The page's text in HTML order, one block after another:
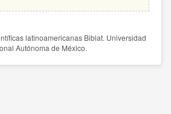
latinoamericanas Biblat. Universidad
Autónoma de México.